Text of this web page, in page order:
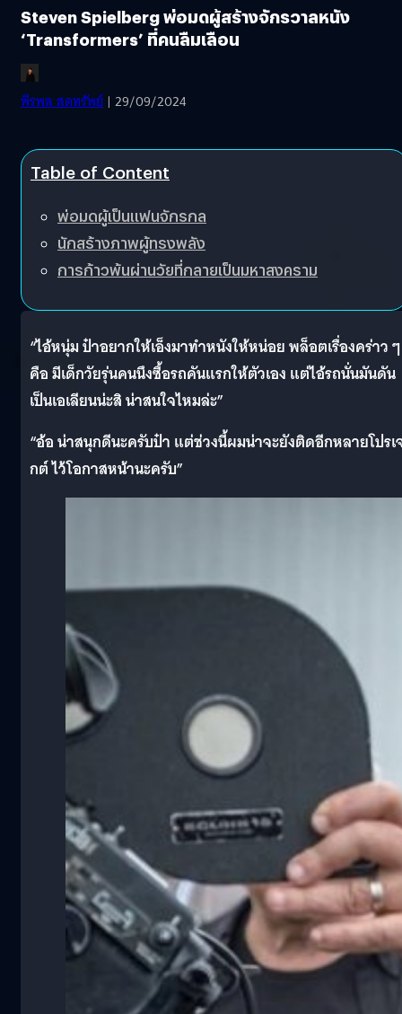
Steven Spielberg พ่อมดผู้สร้างจักรวาลหนัง
‘Transformers’ ที่คนลืมเลือน
พีรพล สดทรัพย์ | 29/09/2024
Table of Content
พ่อมดผู้เป็นแฟนจักรกล
นักสร้างภาพผู้ทรงพลัง
การก้าวพ้นผ่านวัยที่กลายเป็นมหาสงคราม
“ไอ้หนุ่ม ป๋าอยากให้เอ็งมาทำหนังให้หน่อย พล็อตเรื่องคร่าว ๆ
คือ มีเด็กวัยรุ่นคนนึงซื้อรถคันแรกให้ตัวเอง แต่ไอ้รถนั่นมันดัน
เป็นเอเลียนน่ะสิ น่าสนใจไหมล่ะ”
“อ้อ น่าสนุกดีนะครับป๋า แต่ช่วงนี้ผมน่าจะยังติดอีกหลายโปรเ
กต์ ไว้โอกาสหน้านะครับ”